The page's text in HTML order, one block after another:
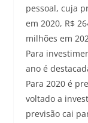
pessoal, cuja
em 2020, R$
milhões em
Para
ano é
Para 2020 é
voltado a
previsão cai